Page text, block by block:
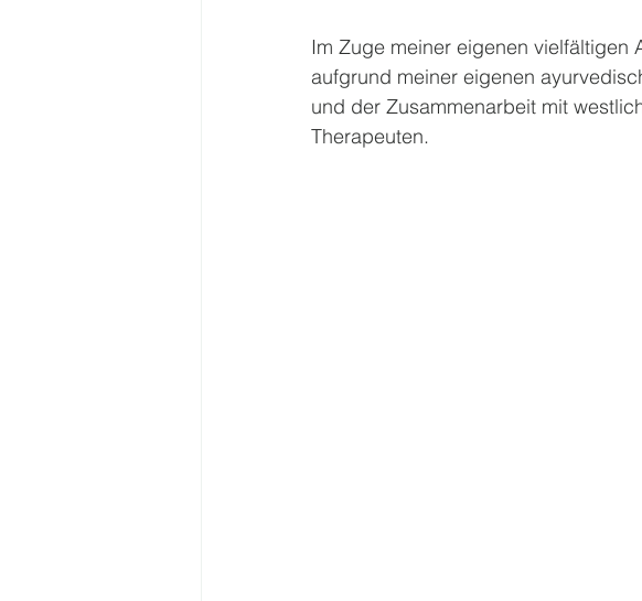
Im Zuge meiner eigenen vielfältigen
aufgrund meiner eigenen
und der Zusammenarbeit mit
Therapeuten.